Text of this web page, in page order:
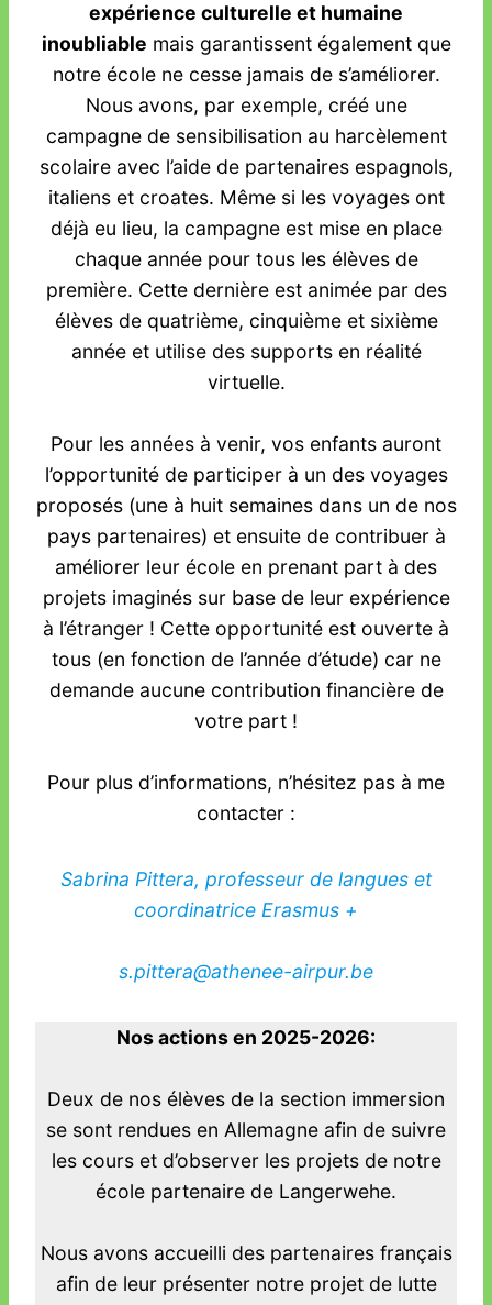
expérience culturelle et humaine
inoubliable mais garantissent également que
notre école ne cesse jamais de s’améliorer.
Nous avons, par exemple, créé une
campagne de sensibilisation au harcèlement
scolaire avec l’aide de partenaires espagnols,
italiens et croates. Même si les voyages ont
déjà eu lieu, la campagne est mise en place
chaque année pour tous les élèves de
première. Cette dernière est animée par des
élèves de quatrième, cinquième et sixième
année et utilise des supports en réalité
virtuelle.
Pour les années à venir, vos enfants auront
l’opportunité de participer à un des voyages
proposés (une à huit semaines dans un de nos
pays partenaires) et ensuite de contribuer à
améliorer leur école en prenant part à des
projets imaginés sur base de leur expérience
à l’étranger ! Cette opportunité est ouverte à
tous (en fonction de l’année d’étude) car ne
demande aucune contribution financière de
votre part !
Pour plus d’informations, n’hésitez pas à me
contacter :
Sabrina Pittera, professeur de langues et
coordinatrice Erasmus +
s.pittera@athenee-airpur.be
Nos actions en 2025-2026:
Deux de nos élèves de la section immersion
se sont rendues en Allemagne afin de suivre
les cours et d’observer les projets de notre
école partenaire de Langerwehe.
Nous avons accueilli des partenaires français
afin de leur présenter notre projet de lutte